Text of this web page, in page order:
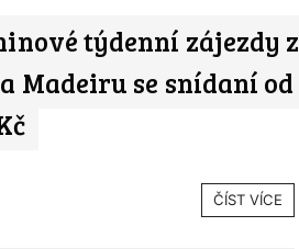
týdenní zájezdy z
Madeiru se snídaní od
ČÍST VÍCE